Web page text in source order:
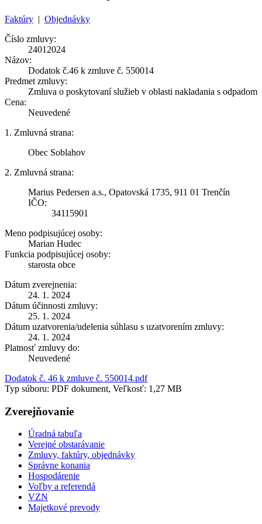
Faktúry | Objednávky
Číslo zmluvy:
24012024
Názov:
Dodatok č.46 k zmluve č. 550014
Predmet zmluvy:
Zmluva o poskytovaní služieb v oblasti nakladania s odpadom
Cena:
Neuvedené
1. Zmluvná strana:
Obec Soblahov
2. Zmluvná strana:
Marius Pedersen a.s., Opatovská 1735, 911 01 Trenčín
IČO:
34115901
Meno podpisujúcej osoby:
Marian Hudec
Funkcia podpisujúcej osoby:
starosta obce
Dátum zverejnenia:
24. 1. 2024
Dátum účinnosti zmluvy:
25. 1. 2024
Dátum uzatvorenia/udelenia súhlasu s uzatvorením zmluvy:
24. 1. 2024
Platnosť zmluvy do:
Neuvedené
Dodatok č. 46 k zmluve č. 550014.pdf
Typ súboru: PDF dokument, Veľkosť: 1,27 MB
Zverejňovanie
Úradná tabuľa
Verejné obstarávanie
Zmluvy, faktúry, objednávky
Správne konania
Hospodárenie
Voľby a referendá
VZN
Majetkové prevody